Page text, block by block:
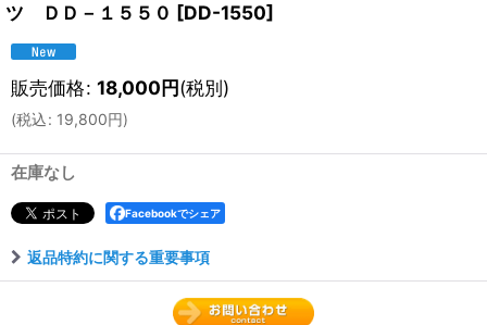
ツ ＤＤ－１５５０ [DD-1550]
販売価格: 18,000円(税別)
(税込: 19,800円)
在庫なし
Facebookでシェア
返品特約に関する重要事項